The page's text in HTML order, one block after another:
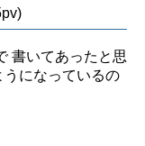
書いてあったと思
になっているの